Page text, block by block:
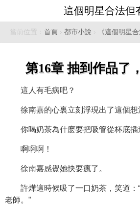
這個明星合法但
當前位置： 首頁 › 都市小說 › 《這個明星
第16章 抽到作品了
這人有毛病吧？
徐南嘉的心裏立刻浮現出了這個想
你喝奶茶為什麽要把吸管從杯底插
啊啊啊！
徐南嘉感覺她快要瘋了。
許燁這時候吸了一口奶茶，笑道：
老師。”